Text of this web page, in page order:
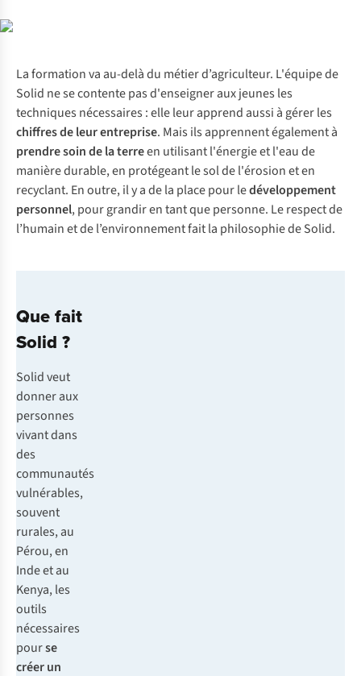
La formation va au-delà du métier d’agriculteur. L'équipe de
Solid ne se contente pas d'enseigner aux jeunes les
techniques nécessaires : elle leur apprend aussi à gérer les
chiffresde leur entreprise. Mais ils apprennent également à
prendre soin de la terreen utilisant l'énergie et l'eau de
manière durable, en protégeant le sol de l'érosion et en
recyclant. En outre, il y a de la place pour ledéveloppement
personnel, pour grandir en tant que personne. Le respect de
l’humain et de l’environnement fait la philosophie de Solid.
Que fait
Solid ?
Solid veut
donner aux
personnes
vivant dans
des
communautés
vulnérables,
souvent
rurales, au
Pérou, en
Inde et au
Kenya, les
outils
nécessaires
pourse
créer un